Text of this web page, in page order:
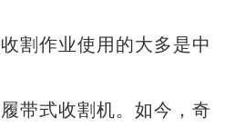
割作业使用的大多是中
带式收割机。如今，奇